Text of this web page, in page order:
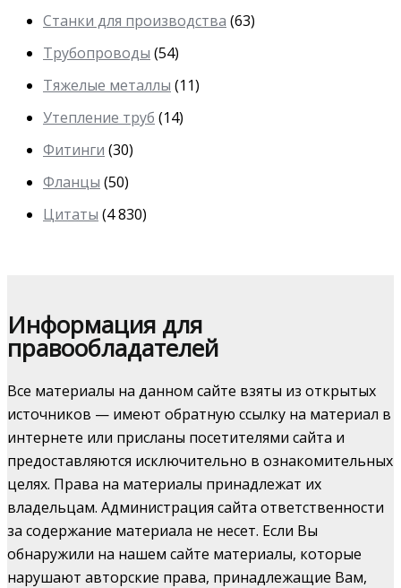
Станки для производства (63)
Трубопроводы (54)
Тяжелые металлы (11)
Утепление труб (14)
Фитинги (30)
Фланцы (50)
Цитаты (4 830)
Информация для
правообладателей
Все материалы на данном сайте взяты из открытых
источников — имеют обратную ссылку на материал в
интернете или присланы посетителями сайта и
предоставляются исключительно в ознакомительных
целях. Права на материалы принадлежат их
владельцам. Администрация сайта ответственности
за содержание материала не несет. Если Вы
обнаружили на нашем сайте материалы, которые
нарушают авторские права, принадлежащие Вам,